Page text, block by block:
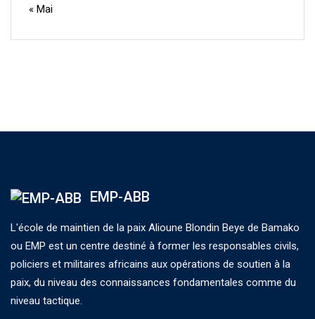
« Mai
EMP-ABB
L'école de maintien de la paix Alioune Blondin Beye de Bamako
ou EMP est un centre destiné à former les responsables civils,
policiers et militaires africains aux opérations de soutien à la
paix, du niveau des connaissances fondamentales comme du
niveau tactique.